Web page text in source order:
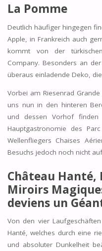
La Pomme
Deutlich häufiger hingegen
Apple, in Frankreich auch
kommt von der
Company. Besonders an
überaus einladende Deko,
Vorbei am Riesenrad
uns nun in den hinteren
und dessen Vorhof finden
Hauptgastronomie des
Wellenfliegers Chaises
Besuchs jedoch noch nicht
Château Hanté,
Miroirs
deviens un
Von den vier
Hanté, welches durch eine
und absoluter Dunkelheit